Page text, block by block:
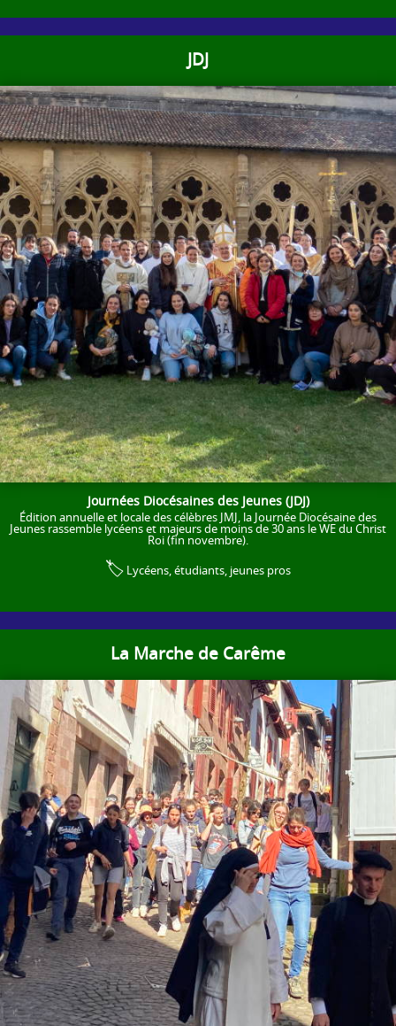
JDJ
Journées Diocésaines des Jeunes (JDJ)
Édition annuelle et locale des célèbres JMJ, la Journée Diocésaine des
Jeunes rassemble lycéens et majeurs de moins de 30 ans le WE du Christ
Roi (fin novembre).
🏷️ Lycéens, étudiants, jeunes pros
La Marche de Carême